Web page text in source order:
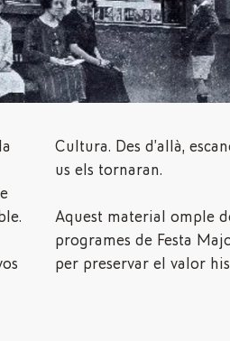
Cultura. Des d’allà,
us els tornaran.
Aquest material omple
programes de Festa
per preservar el valor